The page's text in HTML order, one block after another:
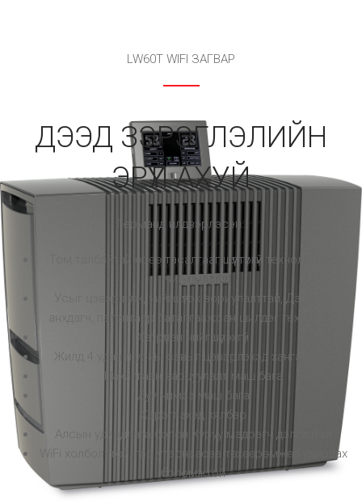
LW60T WIFI ЗАГВАР
ДЭЭД ЗЭРЭГЛЭЛИЙН
ЭРҮҮЛ АХУЙ
Германд үйлдвэрлэсэн.
Том талбайтай өрөө тасалгааг шүүлтүүргүй технологиор
чийгшүүлдэг
Усыг цэвэршүүлж, чийгшүүлэх зориулалттай, Дэлхийн
анхдагч, патентаар баталгаажсан шилдэг технологи
Хэтрүүлэн чийгшүүлэхгүй
Жилд 4 удаа л усны савыг цэвэрлэхэд хангалттай
Цахилгаан зарцуулалт маш бага
Дуу чимээ маш бага
Хэрэглэхэд хялбар
Алсын удирдлага болон Хуруу мэдрэгч дэлгэцтэй
WiFi холболттой, гар утаснаасаа төхөөрөмжөө удирдах
боломжтой